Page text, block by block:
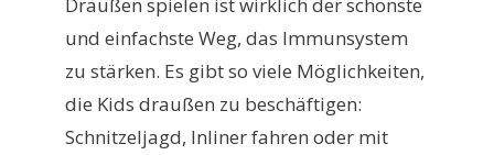
und einfachste Weg, das Immunsystem
zu stärken. Es gibt so viele Möglichkeiten,
die Kids draußen zu beschäftigen:
Schnitzeljagd, Inliner fahren oder mit